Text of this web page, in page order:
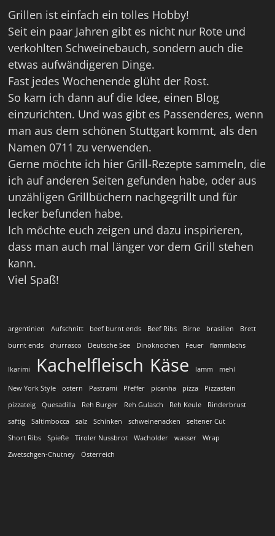
Grillen ist einfach ein tolles Hobby!
Seit ein paar Jahren gibt es nicht nur Rote und
verkohlten Schweinebauch, sondern auch die
etwas aufwändigeren Dinge.
Fast jedes Wochenende glüht der Rost.
So kam ich dann auf die Idee, einen Blog
einzurichten. Und was gibt es Passenderes, wenn
man aus dem schönen Stuttgart kommt, als den
Namen 0711 zu verwenden.
Gerne möchte ich hier Grill-Rezepte sammeln, die
ich auf anderen Seiten gefunden habe, oder aus
unzähligen Grillbüchern nachgegrillt und für
lecker befunden habe.
Ich möchte euch zeigen und dazu inspirieren,
dass man auch mal länger vor dem Grill stehen
kann.
Viel Spaß!
argentinien Aufschnitt beef burnt ends Beef Ribs Birne brasilien
Brett
burnt ends
churrasco Deutsche See Dinoknochen Feuer flammlachs
Ikarimi Kachelfleisch Käse lamm mehl
New York Style ostern Pastrami Pfeffer picanha pizza
Pizzastein
pizzateig
Quesadilla Reh Burger Reh Gulasch Reh Keule
Rinderbrust
saftig
Saltimbocca salz Schinken schweinenacken
seltener Cut
Short Ribs
Spieße Tiroler Nussbrot Wacholder wasser
Wrap
Zwetschgen-Chutney
Österreich